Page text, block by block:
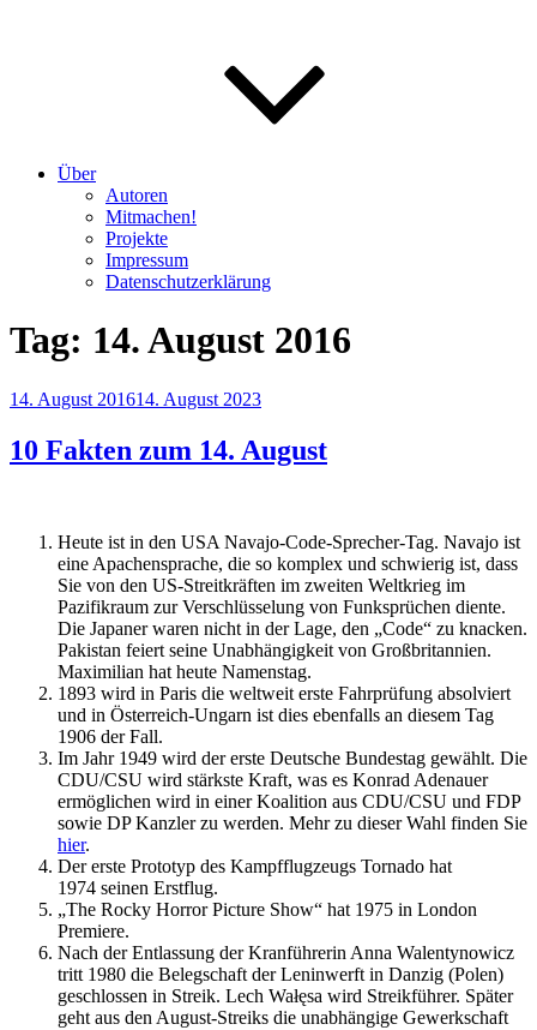
Über
Autoren
Mitmachen!
Projekte
Impressum
Datenschutzerklärung
Tag: 14. August 2016
Veröffentlicht
14. August 201614. August 2023
10 Fakten zum 14. August
Heute ist in den USA Navajo-Code-Sprecher-Tag. Navajo ist
eine Apachensprache, die so komplex und schwierig ist, dass
Sie von den US-Streitkräften im zweiten Weltkrieg im
Pazifikraum zur Verschlüsselung von Funksprüchen diente.
Die Japaner waren nicht in der Lage, den „Code“ zu knacken.
Pakistan feiert seine Unabhängigkeit von Großbritannien.
Maximilian hat heute Namenstag.
1893 wird in Paris die weltweit erste Fahrprüfung absolviert
und in Österreich-Ungarn ist dies ebenfalls an diesem Tag
1906 der Fall.
Im Jahr 1949 wird der erste Deutsche Bundestag gewählt. Die
CDU/CSU wird stärkste Kraft, was es Konrad Adenauer
ermöglichen wird in einer Koalition aus CDU/CSU und FDP
sowie DP Kanzler zu werden. Mehr zu dieser Wahl finden Sie
hier.
Der erste Prototyp des Kampfflugzeugs Tornado hat
1974 seinen Erstflug.
„The Rocky Horror Picture Show“ hat 1975 in London
Premiere.
Nach der Entlassung der Kranführerin Anna Walentynowicz
tritt 1980 die Belegschaft der Leninwerft in Danzig (Polen)
geschlossen in Streik. Lech Wałęsa wird Streikführer. Später
geht aus den August-Streiks die unabhängige Gewerkschaft